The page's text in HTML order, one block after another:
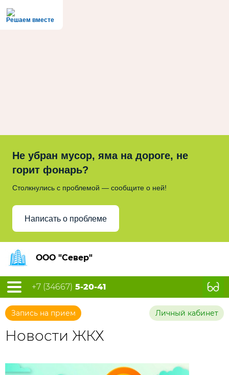
Решаем вместе
Не убран мусор, яма на дороге, не
горит фонарь?
Столкнулись с проблемой — сообщите о ней!
Написать о проблеме
ООО "Север"
+7 (34667) 5-20-41
Запись на прием Личный кабинет
Новости ЖКХ